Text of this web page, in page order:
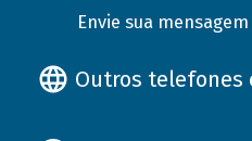
Envie sua mensagem
Outros telefones